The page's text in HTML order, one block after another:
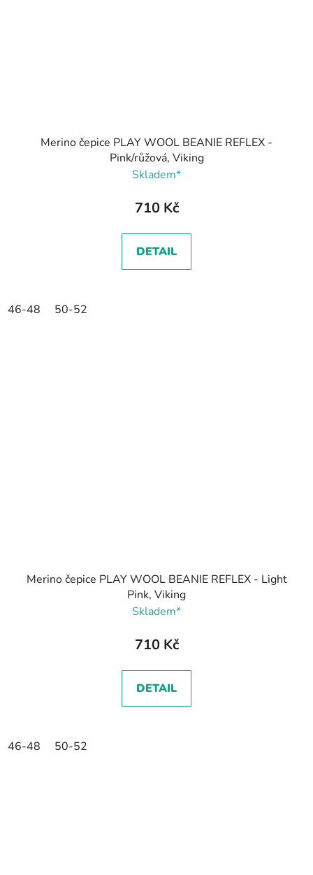
Merino čepice PLAY WOOL BEANIE REFLEX -
Pink/růžová, Viking
Skladem*
710 Kč
DETAIL
46-48 50-52
Merino čepice PLAY WOOL BEANIE REFLEX - Light
Pink, Viking
Skladem*
710 Kč
DETAIL
46-48 50-52